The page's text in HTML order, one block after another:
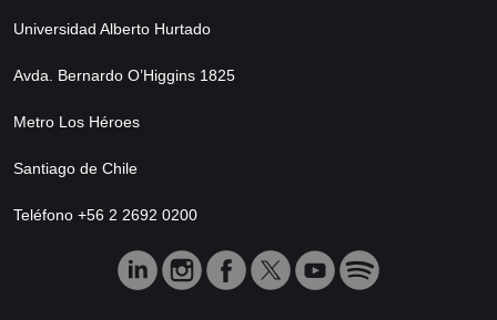
Universidad Alberto Hurtado
Avda. Bernardo O’Higgins 1825
Metro Los Héroes
Santiago de Chile
Teléfono +56 2 2692 0200